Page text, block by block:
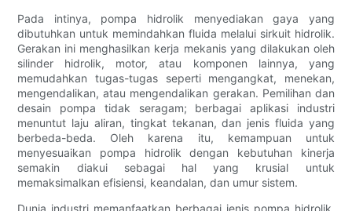
Pada intinya, pompa hidrolik menyediakan gaya yang
dibutuhkan untuk memindahkan fluida melalui sirkuit hidrolik.
Gerakan ini menghasilkan kerja mekanis yang dilakukan oleh
silinder hidrolik, motor, atau komponen lainnya, yang
memudahkan tugas-tugas seperti mengangkat, menekan,
mengendalikan, atau mengendalikan gerakan. Pemilihan dan
desain pompa tidak seragam; berbagai aplikasi industri
menuntut laju aliran, tingkat tekanan, dan jenis fluida yang
berbeda-beda. Oleh karena itu, kemampuan untuk
menyesuaikan pompa hidrolik dengan kebutuhan kinerja
semakin diakui sebagai hal yang krusial untuk
memaksimalkan efisiensi, keandalan, dan umur sistem.
Dunia industri memanfaatkan berbagai jenis pompa hidrolik,